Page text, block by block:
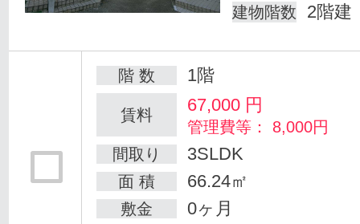
建物階数 2階建
階 数 1階
賃料 67,000 円
管理費等： 8,000円
間取り
3SLDK
面 積 66.24㎡
敷金 0ヶ月